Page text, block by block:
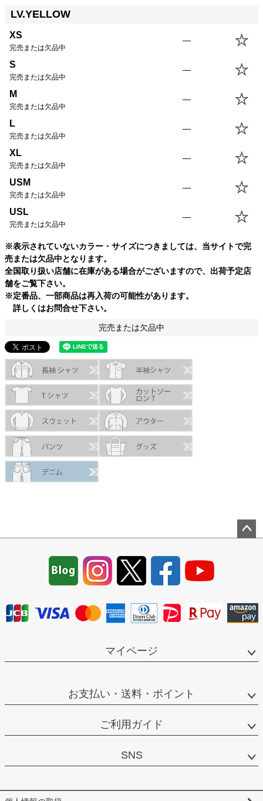
LV.YELLOW
XS
完売または欠品中
—
S
完売または欠品中
—
M
完売または欠品中
—
L
完売または欠品中
—
XL
完売または欠品中
—
USM
完売または欠品中
—
USL
完売または欠品中
—
※表示されていないカラー・サイズにつきましては、当サイトで完
売または欠品中となります。
全国取り扱い店舗に在庫がある場合がございますので、出荷予定店
舗をご覧下さい。
※定番品、一部商品は再入荷の可能性があります。
詳しくはお問合せ下さい。
完売または欠品中
マイページ
お支払い・送料・ポイント
ご利用ガイド
SNS